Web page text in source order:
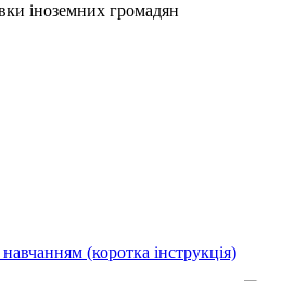
іноземних громадян
(коротка інструкція)